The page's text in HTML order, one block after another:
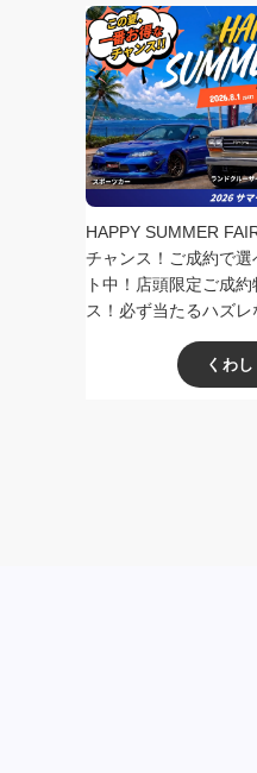
HAPPY SUMMER
チャンス！ご成約で
ト中！店頭限定ご成
ス！必ず当たるハズレ
くわ